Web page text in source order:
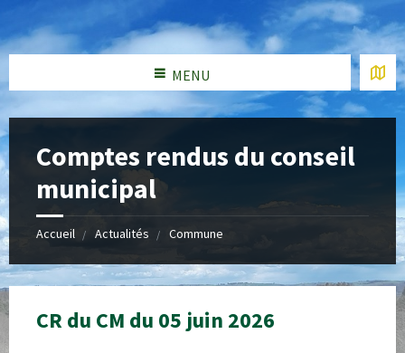
MENU
Comptes rendus du conseil
municipal
Accueil Actualités Commune
CR du CM du 05 juin 2026